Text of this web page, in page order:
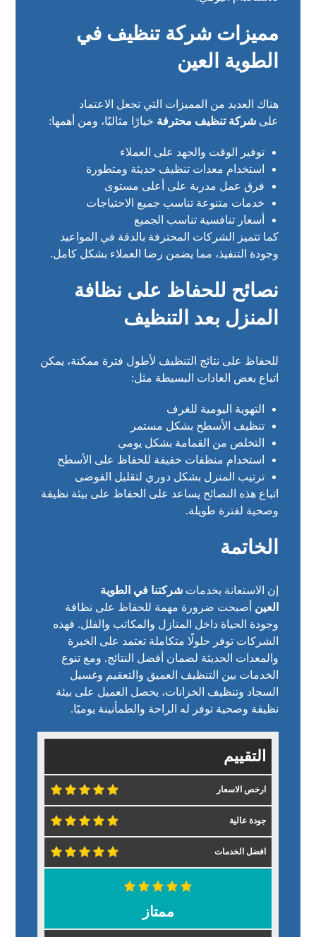
مميزات شركة تنظيف في
الطوية العين
هناك العديد من المميزات التي تجعل الاعتماد
علىشركة تنظيف محترفة خيارًا مثاليًا، ومن أهمها:
توفير الوقت والجهد على العملاء
استخدام معدات تنظيف حديثة ومتطورة
فرق عمل مدربة على أعلى مستوى
خدمات متنوعة تناسب جميع الاحتياجات
أسعار تنافسية تناسب الجميع
كما تتميز الشركات المحترفة بالدقة في المواعيد
وجودة التنفيذ، مما يضمن رضا العملاء بشكل كامل.
نصائح للحفاظ على نظافة
المنزل بعد التنظيف
للحفاظ على نتائج التنظيف لأطول فترة ممكنة، يمكن
اتباع بعض العادات البسيطة مثل:
التهوية اليومية للغرف
تنظيف الأسطح بشكل مستمر
التخلص من القمامة بشكل يومي
استخدام منظفات خفيفة للحفاظ على الأسطح
ترتيب المنزل بشكل دوري لتقليل الفوضى
اتباع هذه النصائح يساعد على الحفاظ على بيئة نظيفة
وصحية لفترة طويلة.
الخاتمة
إن الاستعانة بخدماتشركتنا في الطوية
العين أصبحت ضرورة مهمة للحفاظ على نظافة
وجودة الحياة داخل المنازل والمكاتب والفلل. فهذه
الشركات توفر حلولًا متكاملة تعتمد على الخبرة
والمعدات الحديثة لضمان أفضل النتائج. ومع تنوع
الخدمات بين التنظيف العميق والتعقيم وغسيل
السجاد وتنظيف الخزانات، يحصل العميل على بيئة
نظيفة وصحية توفر له الراحة والطمأنينة يوميًا.
التقييم
ارخص الاسعار
جودة عالية
افضل الخدمات
ممتاز